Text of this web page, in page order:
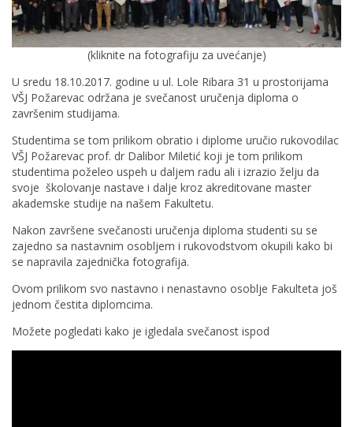
(kliknite na fotografiju za uvećanje)
U sredu 18.10.2017. godine u ul. Lole Ribara 31 u prostorijama
VŠJ Požarevac održana je svečanost uručenja diploma o
završenim studijama.
Studentima se tom prilikom obratio i diplome uručio rukovodilac
VŠJ Požarevac prof. dr Dalibor Miletić koji je tom prilikom
studentima poželeo uspeh u daljem radu ali i izrazio želju da
svoje školovanje nastave i dalje kroz akreditovane master
akademske studije na našem Fakultetu.
Nakon završene svečanosti uručenja diploma studenti su se
zajedno sa nastavnim osobljem i rukovodstvom okupili kako bi
se napravila zajednička fotografija.
Ovom prilikom svo nastavno i nenastavno osoblje Fakulteta još
jednom čestita diplomcima.
Možete pogledati kako je igledala svečanost ispod